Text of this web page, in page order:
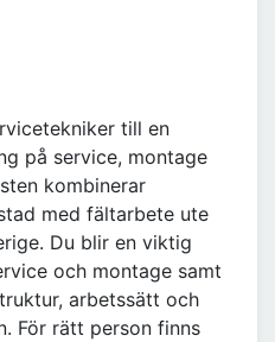
till en
på service, montage
kombinerar
med fältarbete ute
Du blir en viktig
och montage samt
arbetssätt och
För rätt person finns